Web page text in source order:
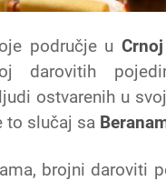
područje u
darovitih
ostvarenih u
to slučaj sa
brojni daroviti